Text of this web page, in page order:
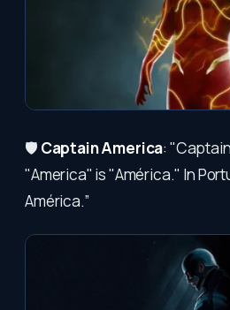
🛡️ Captain America:
"America" is "América." In
América.”